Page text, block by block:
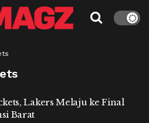
Lakers Melaju ke Final
Barat